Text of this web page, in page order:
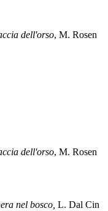
dell'orso, M. Rosen
dell'orso, M. Rosen
nel bosco, L. Dal Cin